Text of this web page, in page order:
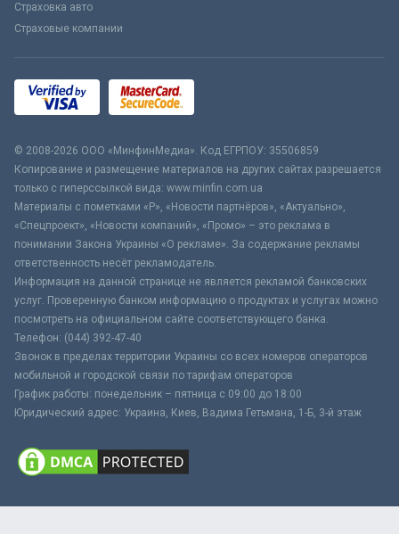
Страховка авто
Страховые компании
© 2008-2026 ООО «МинфинМедиа». Код ЕГРПОУ: 35506859
Копирование и размещение материалов на других сайтах разрешается
только с гиперссылкой вида: www.minfin.com.ua
Материалы с пометками «Р», «Новости партнёров», «Актуально»,
«Спецпроект», «Новости компаний», «Промо» – это реклама в
понимании Закона Украины «О рекламе». За содержание рекламы
ответственность несёт рекламодатель.
Информация на данной странице не является рекламой банковских
услуг. Проверенную банком информацию о продуктах и услугах можно
посмотреть на официальном сайте соответствующего банка.
Телефон: (044) 392-47-40
Звонок в пределах территории Украины со всех номеров операторов
мобильной и городской связи по тарифам операторов
График работы: понедельник – пятница с 09:00 до 18:00
Юридический адрес: Украина, Киев, Вадима Гетьмана, 1-Б, 3-й этаж